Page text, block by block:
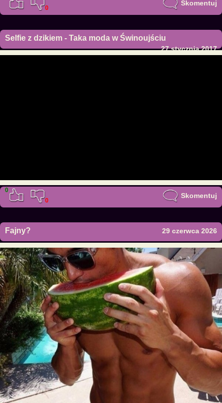
0
Skomentuj
Selfie z dzikiem - Taka moda w Świnoujściu
27 stycznia 2017
0
0
Skomentuj
Fajny? 29 czerwca 2026